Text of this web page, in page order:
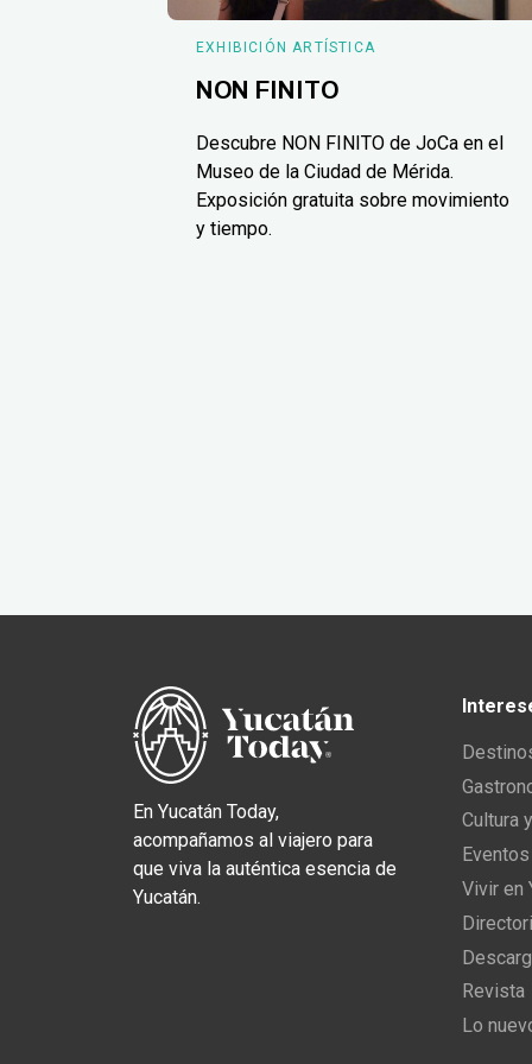
EXHIBICIÓN ARTÍSTICA
NON FINITO
Descubre NON FINITO de JoCa en el
Museo de la Ciudad de Mérida.
Exposición gratuita sobre movimiento
y tiempo.
En Yucatán Today,
acompañamos al viajero para
que viva la auténtica esencia de
Yucatán.
Cultura
Vivir en
Revista
Lo